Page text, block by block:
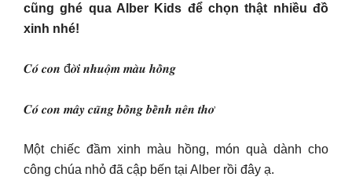
cũng ghé qua Alber Kids để chọn thật nhiều đồ
xinh nhé!
𝑪𝒐́ 𝒄𝒐𝒏 đ𝒐̛̀𝒊 𝒏𝒉𝒖𝒐̣̂𝒎 𝒎𝒂̀𝒖 𝒉𝒐̂̀𝒏𝒈
𝑪𝒐́ 𝒄𝒐𝒏 𝒎𝒂̂𝒚 𝒄𝒖̃𝒏𝒈 𝒃𝒐̂̀𝒏𝒈 𝒃𝒆̂̀𝒏𝒉 𝒏𝒆̂𝒏 𝒕𝒉𝒐̛
Một chiếc đầm xinh màu hồng, món quà dành cho
công chúa nhỏ đã cập bến tại Alber rồi đây ạ.